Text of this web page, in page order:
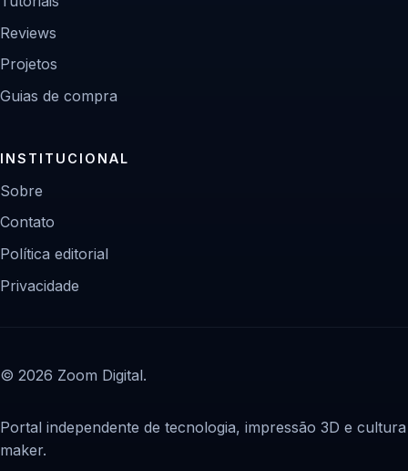
Reviews
Projetos
Guias de compra
INSTITUCIONAL
Sobre
Contato
Política editorial
Privacidade
© 2026 Zoom Digital.
Portal independente de tecnologia, impressão 3D e cultura
maker.